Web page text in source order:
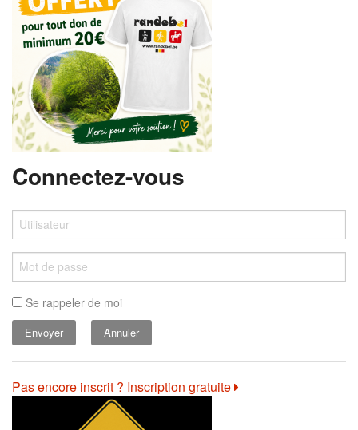
SE CONNECTER
INSCRIPTION GRATUITE
MOT DE PASSE OUBLIÉ
Connectez-vous
Se rappeler de moi
Annuler
Pas encore inscrit ? Inscription gratuite